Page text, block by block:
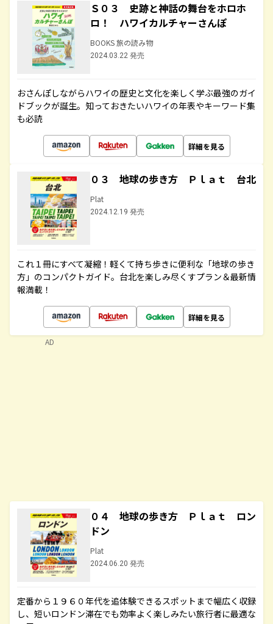
Ｓ０３ 史跡と神話の舞台をホロホ
ロ！ ハワイカルチャーさんぽ
BOOKS 旅の読み物
2024.03.22 発売
おさんぽしながらハワイの歴史と文化を楽しく学ぶ最強のガイ
ドブックが誕生。知っておきたいハワイの年表やキーワード集
も必読
詳細を見る
０３ 地球の歩き方 Ｐｌａｔ 台北
Plat
2024.12.19 発売
これ１冊にすべて凝縮！軽くて持ち歩きに便利な「地球の歩き
方」のコンパクトガイド。台北を楽しみ尽くすプラン＆最新情
報満載！
詳細を見る
０４ 地球の歩き方 Ｐｌａｔ ロン
ドン
Plat
2024.06.20 発売
定番から１９６０年代を追体験できるスポットまで幅広く収録
し、短いロンドン滞在でも効率よく楽しみたい旅行者に最適な
AD